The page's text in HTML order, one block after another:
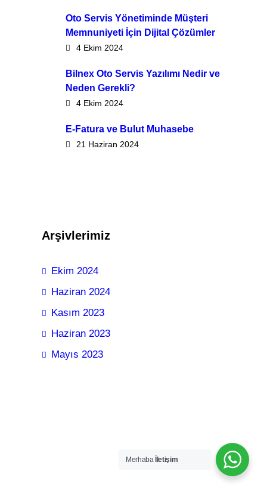
Oto Servis Yönetiminde Müşteri
Memnuniyeti İçin Dijital Çözümler
4 Ekim 2024
Bilnex Oto Servis Yazılımı Nedir ve
Neden Gerekli?
4 Ekim 2024
E-Fatura ve Bulut Muhasebe
21 Haziran 2024
Arşivlerimiz
Ekim 2024
Haziran 2024
Kasım 2023
Haziran 2023
Mayıs 2023
Merhaba İletişim